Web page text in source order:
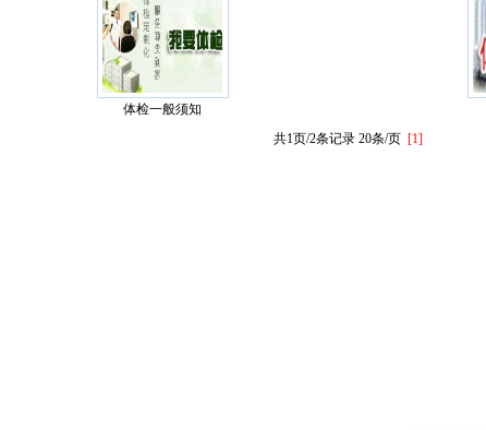
杨公堤，依山而建。全院占地15万多平方米，东面紧靠西湖国宾馆和西湖，东
荷景区，登山远眺，龙井茶田和虎跑，灵隐一带的云林亭阁尽收眼底。西南方
塔，黄昏时分，可坐享南屏晚钟和雷峰夕照。而背后则紧靠杭州植物园和
来的凉意，使这里成为真正的清凉胜地，度假好去处。从这里到上述景点步行
之一，提供专业健康体检、健康鉴定、能力促进及体质评估等医疗保健服务,杭州
朋友前来疗养、就诊、体检、休闲和度假。服务电话：0571-81533591，李主任
体检一般须知
共1页/2条记录 20条/页 [1]